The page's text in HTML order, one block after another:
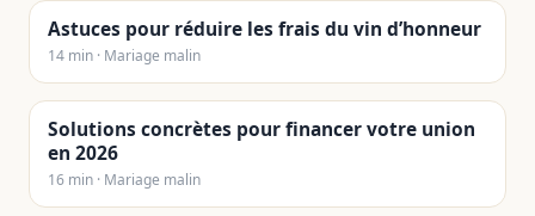
Astuces pour réduire les frais du vin d’honneur
14 min · Mariage malin
Solutions concrètes pour financer votre union
en 2026
16 min · Mariage malin